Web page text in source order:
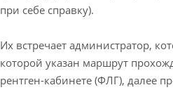
при себе справку).
Их встречает администратор,
которой указан маршрут
рентген-кабинете (ФЛГ), далее